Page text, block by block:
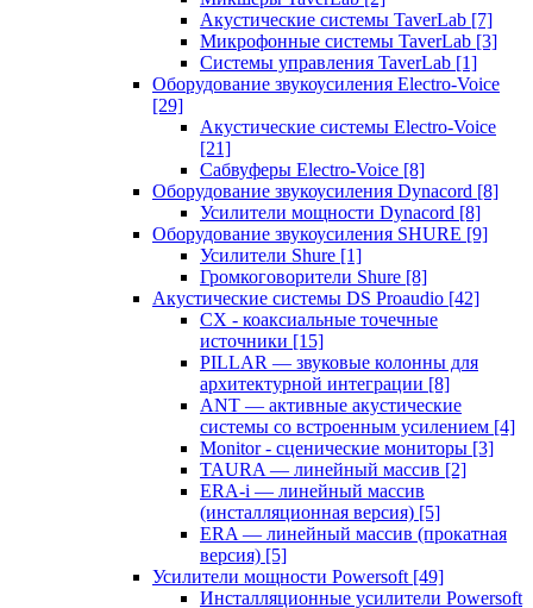
Акустические системы TaverLab [7]
Микрофонные системы TaverLab [3]
Системы управления TaverLab [1]
Оборудование звукоусиления Electro-Voice
[29]
Акустические системы Electro-Voice
[21]
Сабвуферы Electro-Voice [8]
Оборудование звукоусиления Dynacord [8]
Усилители мощности Dynacord [8]
Оборудование звукоусиления SHURE [9]
Усилители Shure [1]
Громкоговорители Shure [8]
Акустические системы DS Proaudio [42]
CX - коаксиальные точечные
источники [15]
PILLAR — звуковые колонны для
архитектурной интеграции [8]
ANT — активные акустические
системы со встроенным усилением [4]
Monitor - сценические мониторы [3]
TAURA — линейный массив [2]
ERA-i — линейный массив
(инсталляционная версия) [5]
ERA — линейный массив (прокатная
версия) [5]
Усилители мощности Powersoft [49]
Инсталляционные усилители Powersoft